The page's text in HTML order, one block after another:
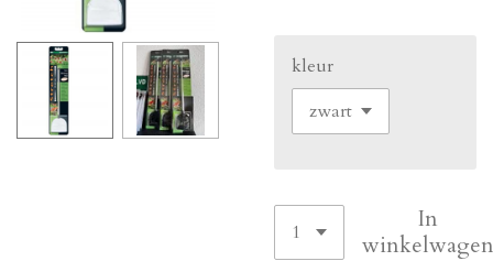
kleur
In
winkelwagen